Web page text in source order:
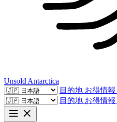
Unsold Antarctica
目的地 お得情報
目的地 お得情報